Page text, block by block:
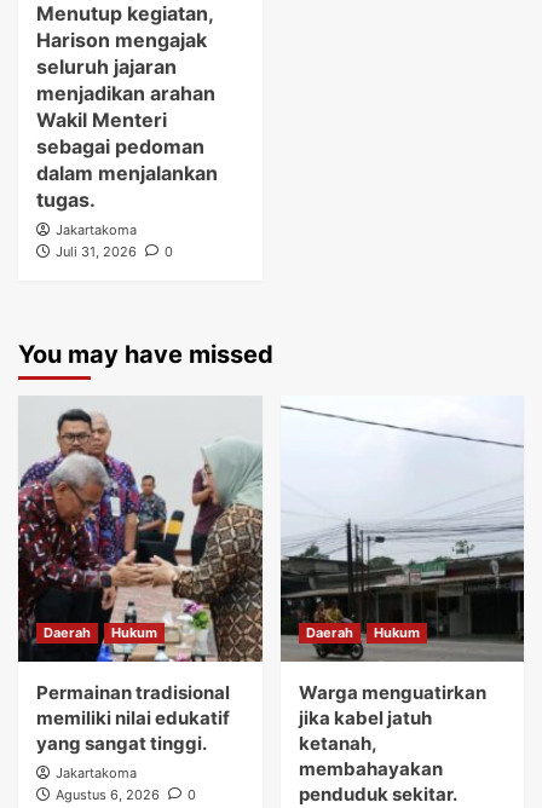
Menutup kegiatan,
Harison mengajak
seluruh jajaran
menjadikan arahan
Wakil Menteri
sebagai pedoman
dalam menjalankan
tugas.
Jakartakoma
Juli 31, 2026
0
You may have missed
Daerah Hukum
Permainan tradisional
memiliki nilai edukatif
yang sangat tinggi.
Jakartakoma
Agustus 6, 2026
0
Daerah Hukum
Warga menguatirkan
jika kabel jatuh
ketanah,
membahayakan
penduduk sekitar.